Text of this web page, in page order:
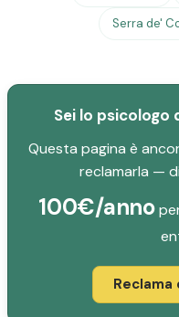
Serra de'
Sei lo psicologo
Questa pagina è
reclamarla —
100€/anno